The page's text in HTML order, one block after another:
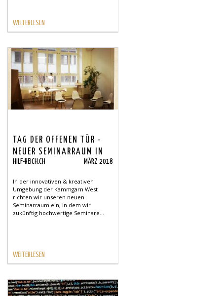
WEITERLESEN
TAG DER OFFENEN TÜR -
NEUER SEMINARRAUM IN
SCHAFFHAUSEN
HILF-REICH.CH MÄRZ 2018
In der innovativen & kreativen
Umgebung der Kammgarn West
richten wir unseren neuen
Seminarraum ein, in dem wir
zukünftig hochwertige Seminare...
WEITERLESEN